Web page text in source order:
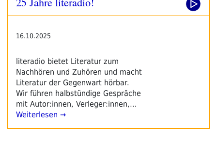
16.10.2025
literadio bietet Literatur zum
Nachhören und Zuhören und macht
Literatur der Gegenwart hörbar.
Wir führen halbstündige Gespräche
mit Autor:innen, Verleger:innen,…
Weiterlesen →